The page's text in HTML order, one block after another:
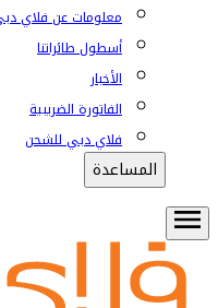
معلومات عن فلاي
أسطول طائراتنا
الأخبار
الفاتورة الضريبية
فلاي دبي للشحن
المساعدة